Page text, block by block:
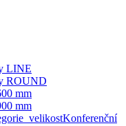
LINE
ROUND
mm
mm
Konferenční